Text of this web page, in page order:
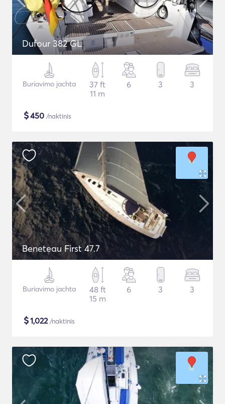
Dufour 382 GL
Buriavimo jachta
37 ft
11 m
6 3 3
$450 /naktinis
Beneteau First 47.7
Buriavimo jachta
48 ft
15 m
6 3 3
$1,022/naktinis